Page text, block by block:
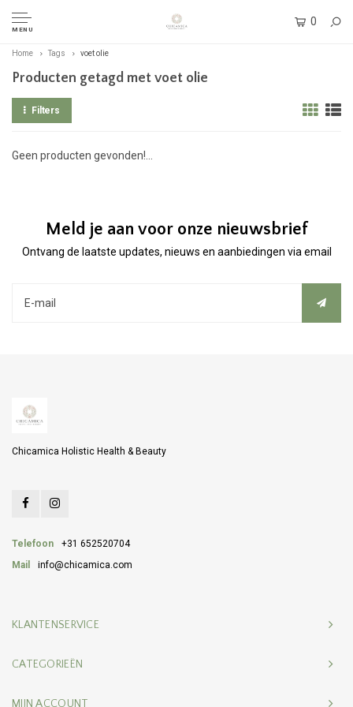
MENU
0
Home Tags voet olie
Producten getagd met voet olie
Filters
Geen producten gevonden!...
Meld je aan voor onze nieuwsbrief
Ontvang de laatste updates, nieuws en aanbiedingen via email
Chicamica Holistic Health & Beauty
Telefoon
+31 652520704
Mail
info@chicamica.com
KLANTENSERVICE
CATEGORIEËN
MIJN ACCOUNT